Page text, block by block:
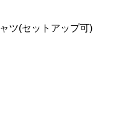
ツ(セットアップ可)